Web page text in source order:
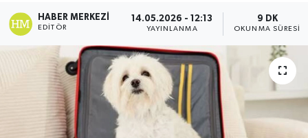
HABER MERKEZI
EDITÖR
14.05.2026 - 12:13
YAYINLANMA
9 DK
OKUNMA SÜRESI
Haber Arşivi